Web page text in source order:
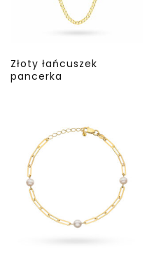
Złoty łańcuszek
pancerka